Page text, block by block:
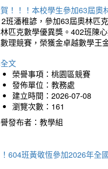
！！！本校學生參加63屆奧
班潘稚諺，參加63屆奧林匹
匹克數學優異獎。402班陳
理競賽，榮獲金卓越數學王
文
榮譽事項：桃園區競賽
發佈單位：教務處
建立時間：2026-07-08
瀏覽次數：161
發布者：教學組
604班黃敬恆參加2026年全